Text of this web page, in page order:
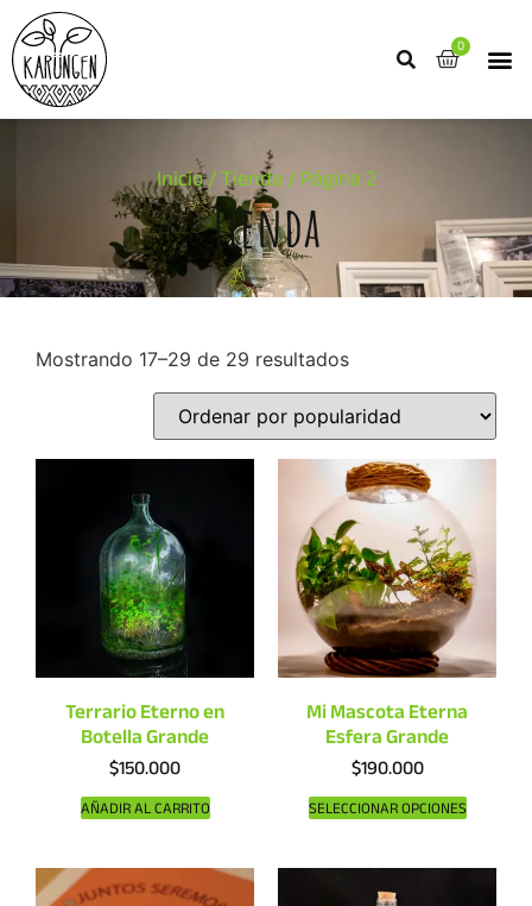
0
Inicio/ Tienda / Página 2
Tienda
Mostrando 17–29 de 29 resultados
Terrario Eterno en
Botella Grande
$150.000
AÑADIR AL CARRITO
Mi Mascota Eterna
Esfera Grande
$190.000
SELECCIONAR OPCIONES